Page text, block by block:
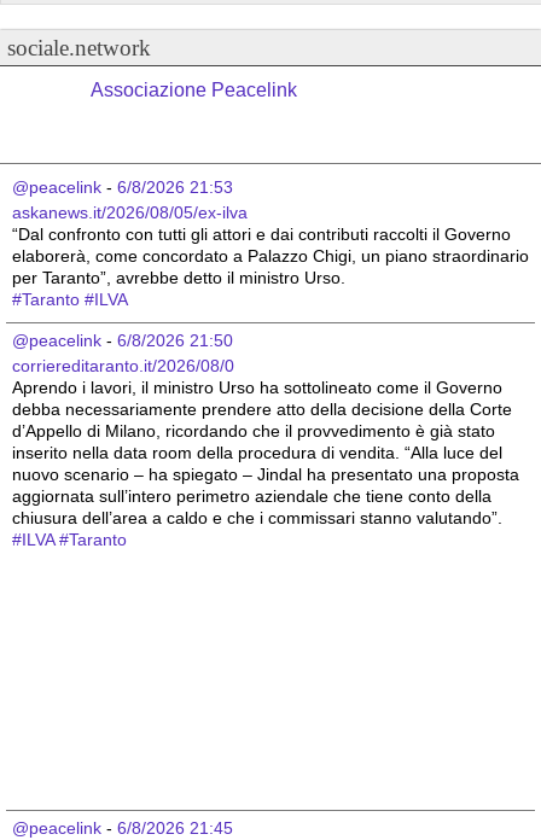
sociale.network
Associazione Peacelink
@peacelink - 6/8/2026 21:53
askanews.it/2026/08/05/ex-ilva
“Dal confronto con tutti gli attori e dai contributi raccolti il Governo
elaborerà, come concordato a Palazzo Chigi, un piano straordinario
per Taranto”, avrebbe detto il ministro Urso.
#Taranto #ILVA
@peacelink - 6/8/2026 21:50
corriereditaranto.it/2026/08/0
Aprendo i lavori, il ministro Urso ha sottolineato come il Governo
debba necessariamente prendere atto della decisione della Corte
d’Appello di Milano, ricordando che il provvedimento è già stato
inserito nella data room della procedura di vendita. “Alla luce del
nuovo scenario – ha spiegato – Jindal ha presentato una proposta
aggiornata sull’intero perimetro aziendale che tiene conto della
chiusura dell’area a caldo e che i commissari stanno valutando”.
#ILVA #Taranto
@peacelink - 6/8/2026 21:45